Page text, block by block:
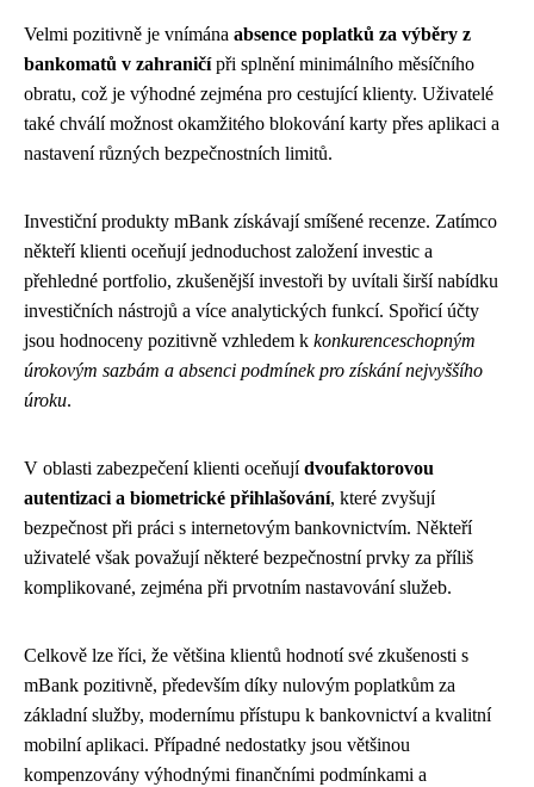
Velmi pozitivně je vnímána absence poplatků za výběry z
bankomatů v zahraničípři splnění minimálního měsíčního
obratu, což je výhodné zejména pro cestující klienty. Uživatelé
také chválí možnost okamžitého blokování karty přes aplikaci a
nastavení různých bezpečnostních limitů.
Investiční produkty mBank získávají smíšené recenze. Zatímco
někteří klienti oceňují jednoduchost založení investic a
přehledné portfolio, zkušenější investoři by uvítali širší nabídku
investičních nástrojů a více analytických funkcí. Spořicí účty
jsou hodnoceny pozitivně vzhledem k konkurenceschopným
úrokovým sazbám a absenci podmínek pro získání nejvyššího
úroku.
V oblasti zabezpečení klienti oceňujídvoufaktorovou
autentizaci a biometrické přihlašování, které zvyšují
bezpečnost při práci s internetovým bankovnictvím. Někteří
uživatelé však považují některé bezpečnostní prvky za příliš
komplikované, zejména při prvotním nastavování služeb.
Celkově lze říci, že většina klientů hodnotí své zkušenosti s
mBank pozitivně, především díky nulovým poplatkům za
základní služby, modernímu přístupu k bankovnictví a kvalitní
mobilní aplikaci. Případné nedostatky jsou většinou
kompenzovány výhodnými finančními podmínkami a